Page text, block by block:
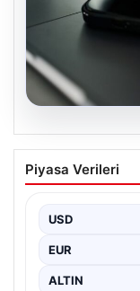
05.08.2026
OpenAI,
sınırların
Piyasa Verileri
USD
EUR
ALTIN